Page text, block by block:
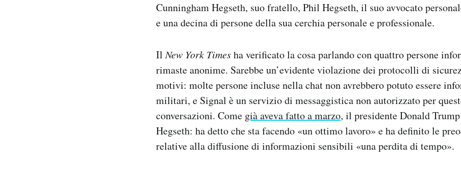
Cunningham Hegseth, suo fratello, Phil Hegseth, il suo avvocato
e una decina di persone della sua cerchia personale e professionale.
IlNew York Timesha verificato la cosa parlando con quattro persone
rimaste anonime. Sarebbe un’evidente violazione dei protocolli di
motivi: molte persone incluse nella chat non avrebbero potuto essere
militari, e Signal è un servizio di messaggistica non autorizzato per
conversazioni. Come già aveva fatto a marzo, il presidente Donald Trump
Hegseth: ha detto che sta facendo «un ottimo lavoro» e ha definito le
relative alla diffusione di informazioni sensibili «una perdita di tempo».